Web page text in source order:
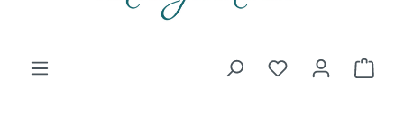
Du hast 0